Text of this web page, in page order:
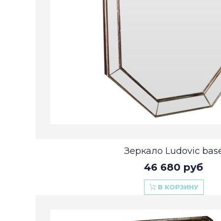
Зеркало Ludovic
46 680 руб
В КОРЗИНУ